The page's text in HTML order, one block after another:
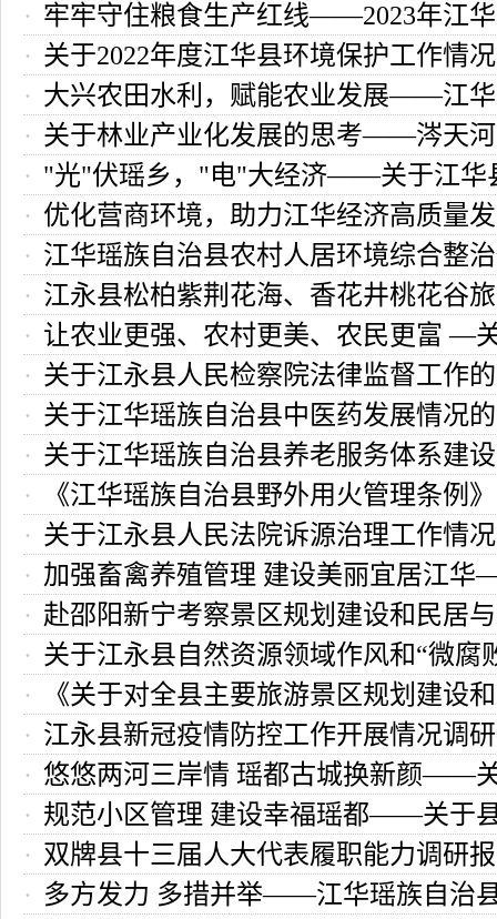
牢牢守住粮食生产红线——2023年江
县粮食生产调研报告
关于2022年度江华县环境保护工作情
告大兴农田水利，赋能农业发展——江
县农田水利基础设施建设调研报告
关于林业产业化发展的思考——涔天
产工作调查报告
"光"伏瑶乡，"电"大经济——关于江华
级集体经济光伏发电项目运行情况的调
优化营商环境，助力江华经济高质量
江华瑶族自治县农村人居环境综合整
报告
江永县松柏紫荆花海、香花井桃花谷
的调研报告
让农业更强、农村更美、农民更富 —
族自治县农业农村工作的调研与思考
关于江永县人民检察院法律监督工作
关于江华瑶族自治县中医药发展情况
关于江华瑶族自治县养老服务体系建
告
《江华瑶族自治县野外用火管理条例
的调查报告
关于江永县人民法院诉源治理工作情
告加强畜禽养殖管理 建设美丽宜居江
禽养殖业污染防治工作的调研报告
赴邵阳新宁考察景区规划建设和民居
建设管理工作的调研报告
关于江永县自然资源领域作风和“微腐
理工作情况的调研报告
《关于对全县主要旅游景区规划建设
情况审议意见的交办函》落实情况的调
江永县新冠疫情防控工作开展情况调
悠悠两河三岸情 瑶都古城换新颜——
三岸”开发和冯乘古城改造项目建设的调
规范小区管理 建设幸福瑶都——关于
理工作的调研报告
双牌县十三届人大代表履职能力调研
多方发力 多措并举——江华瑶族自治